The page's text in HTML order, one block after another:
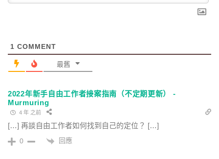
1 COMMENT
最舊
2022年新手自由工作者接案指南（不定期更新） -
Murmuring
4 年 之前
[…] 再談自由工作者如何找到自己的定位？ […]
0 回應